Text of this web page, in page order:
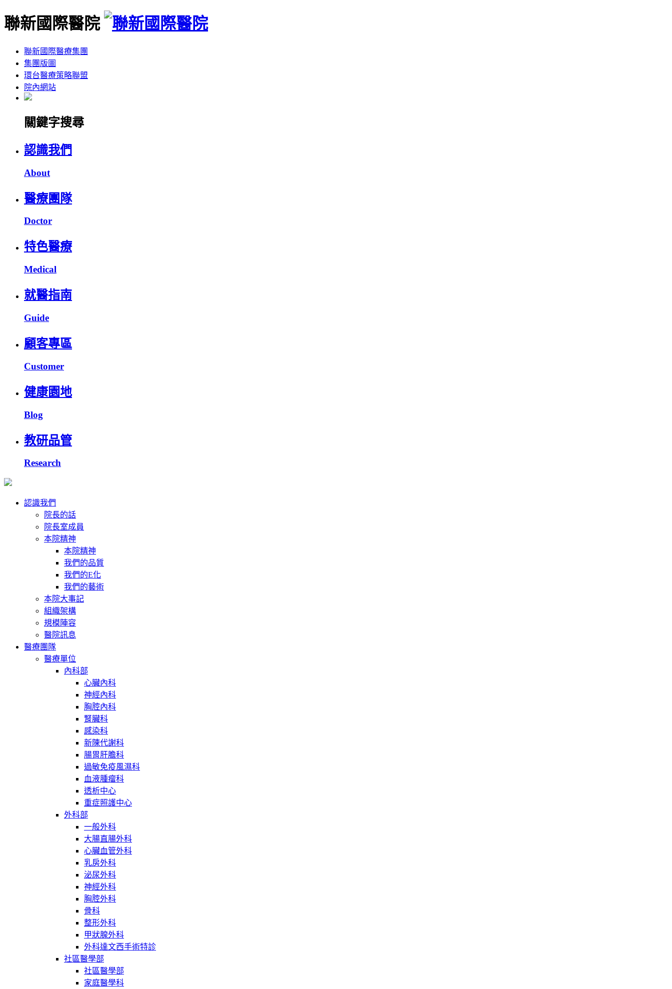
聯新國際醫院
聯新國際醫療集團
集團版圖
環台醫療策略聯盟
院內網站
關鍵字搜尋
認識我們
About
醫療團隊
Doctor
特色醫療
Medical
就醫指南
Guide
顧客專區
Customer
健康園地
Blog
教研品管
Research
認識我們
院長的話
院長室成員
本院精神
本院精神
我們的品質
我們的E化
我們的藝術
本院大事記
組織架構
規模陣容
醫院訊息
醫療團隊
醫療單位
內科部
心臟內科
神經內科
胸腔內科
腎臟科
感染科
新陳代謝科
腸胃肝膽科
過敏免疫風濕科
血液腫瘤科
透析中心
重症照護中心
外科部
一般外科
大腸直腸外科
心臟血管外科
乳房外科
泌尿外科
神經外科
胸腔外科
骨科
整形外科
甲狀腺外科
外科達文西手術特診
社區醫學部
社區醫學部
家庭醫學科